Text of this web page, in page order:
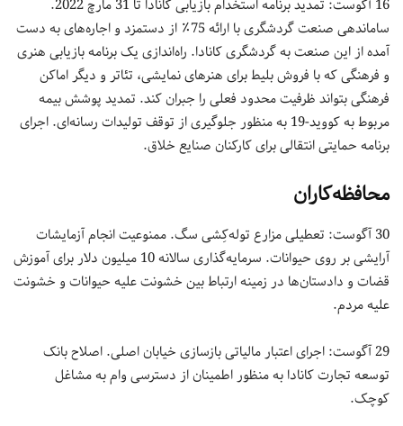
16 آگوست: تمدید برنامه استخدام بازیابی کانادا تا 31 مارچ 2022.
ساماندهی صنعت گردشگری با ارائه 75٪ از دستمزد و اجاره‌های به دست
آمده از این صنعت به گردشگری کانادا. راه‌اندازی یک برنامه بازیابی هنری
و فرهنگی که با فروش بلیط برای هنرهای نمایشی، تئاتر و دیگر اماکن
فرهنگی بتواند ظرفیت محدود فعلی را جبران کند. تمدید پوشش بیمه
مربوط به کووید-19 به منظور جلوگیری از توقف تولیدات رسانه‌ای. اجرای
برنامه حمایتی انتقالی برای کارکنان صنایع خلاق.
محافظه‌کاران
30 آگوست: تعطیلی مزارع توله‌کِشی سگ. ممنوعیت انجام آزمایشات
آرایشی بر روی حیوانات. سرمایه‌گذاری سالانه 10 میلیون دلار برای آموزش
قضات و دادستان‌ها در زمینه ارتباط بین خشونت علیه حیوانات و خشونت
علیه مردم.
29 آگوست: اجرای اعتبار مالیاتی بازسازی خیابان اصلی. اصلاح بانک
توسعه تجارت کانادا به منظور اطمینان از دسترسی وام به مشاغل
کوچک.